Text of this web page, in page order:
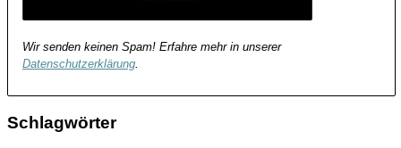
Wir senden keinen Spam! Erfahre mehr in unserer
Datenschutzerklärung.
Schlagwörter